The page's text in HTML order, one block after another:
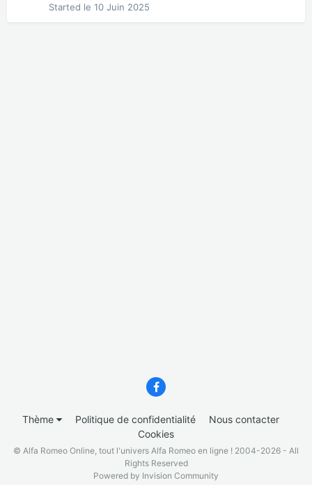
Started le 10 Juin 2025
Thème Politique de confidentialité
Nous contacter
Cookies
© Alfa Romeo Online, tout l'univers Alfa Romeo en ligne ! 2004-2026 - All
Rights Reserved
Powered by Invision Community